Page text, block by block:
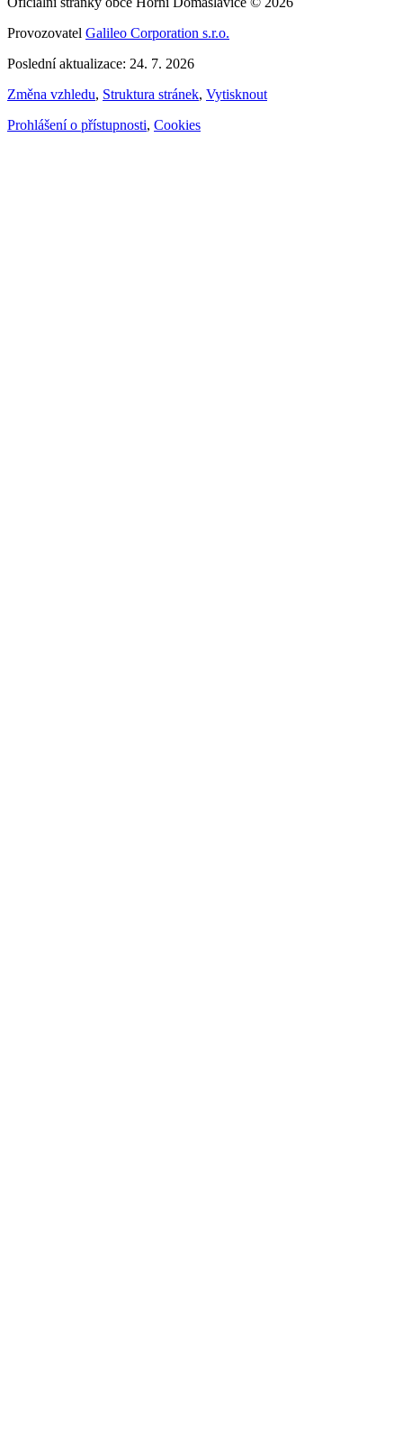
Provozovatel Galileo Corporation s.r.o.
Poslední aktualizace: 24. 7. 2026
Změna vzhledu, Struktura stránek, Vytisknout
Prohlášení o přístupnosti, Cookies